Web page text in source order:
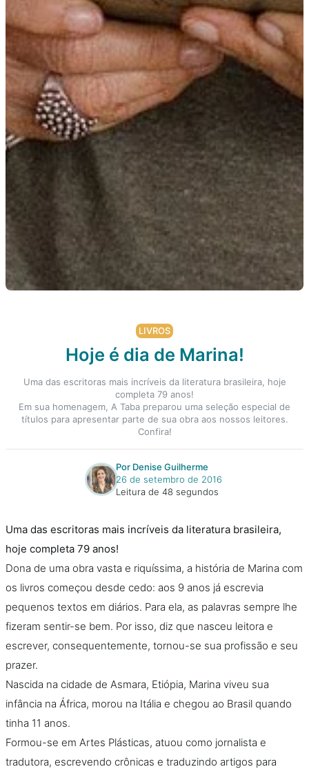
LIVROS
Hoje é dia de Marina!
Uma das escritoras mais incríveis da literatura brasileira, hoje
completa 79 anos!
Em sua homenagem, A Taba preparou uma seleção especial de
títulos para apresentar parte de sua obra aos nossos leitores.
Confira!
Por Denise Guilherme
26 de setembro de 2016
Leitura de 48 segundos
Uma das escritoras mais incríveis da literatura brasileira,
hoje completa 79 anos!
Dona de uma obra vasta e riquíssima, a história de Marina com
os livros começou desde cedo: aos 9 anos já escrevia
pequenos textos em diários. Para ela, as palavras sempre lhe
fizeram sentir-se bem. Por isso, diz que nasceu leitora e
escrever, consequentemente, tornou-se sua profissão e seu
prazer.
Nascida na cidade de Asmara, Etiópia, Marina viveu sua
infância na África, morou na Itália e chegou ao Brasil quando
tinha 11 anos.
Formou-se em Artes Plásticas, atuou como jornalista e
tradutora, escrevendo crônicas e traduzindo artigos para